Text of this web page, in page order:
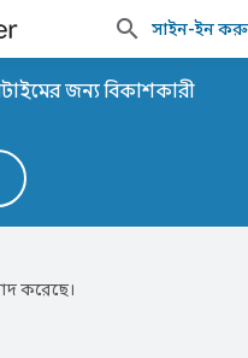
সাইন-ইন
জন্য বিকাশকারী
করেছে।